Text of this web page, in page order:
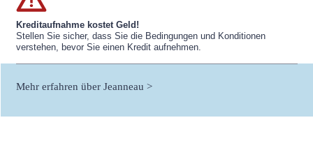
Kreditaufnahme kostet Geld!
Stellen Sie sicher, dass Sie die Bedingungen und Konditionen
verstehen, bevor Sie einen Kredit aufnehmen.
Mehr erfahren über Jeanneau >